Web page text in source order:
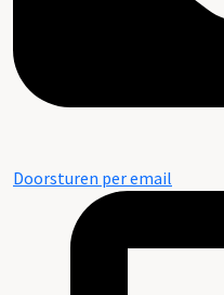
Doorsturen per email